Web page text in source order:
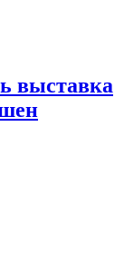
выставка